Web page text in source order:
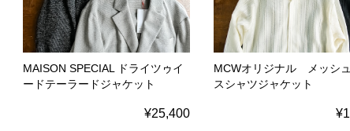
MAISON SPECIAL ドライツゥイ
ードテーラードジャケット
¥25,400
MCWオリジナル メッシ
スシャツジャケット